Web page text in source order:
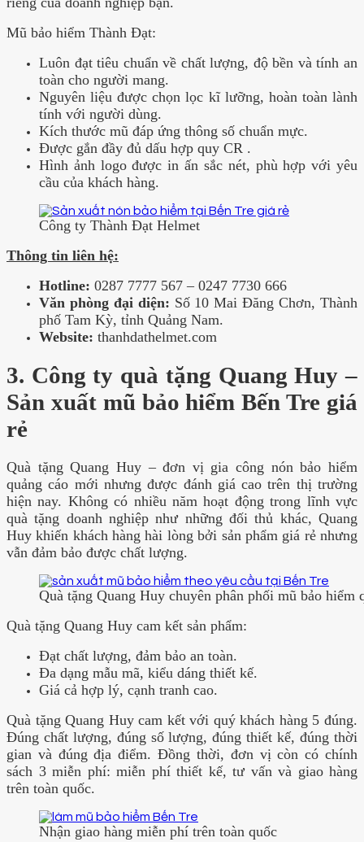
Mũ bảo hiểm Thành Đạt:
Luôn đạt tiêu chuẩn về chất lượng, độ bền và tính an
toàn cho người mang.
Nguyên liệu được chọn lọc kĩ lưỡng, hoàn toàn lành
tính với người dùng.
Kích thước mũ đáp ứng thông số chuẩn mực.
Được gắn đầy đủ dấu hợp quy CR .
Hình ảnh logo được in ấn sắc nét, phù hợp với yêu
cầu của khách hàng.
Công ty Thành Đạt Helmet
Thông tin liên hệ:
Hotline: 0287 7777 567 – 0247 7730 666
Văn phòng đại diện: Số 10 Mai Đăng Chơn, Thành
phố Tam Kỳ, tỉnh Quảng Nam.
Website: thanhdathelmet.com
3. Công ty quà tặng Quang Huy –
Sản xuất mũ bảo hiểm Bến Tre giá
rẻ
Quà tặng Quang Huy – đơn vị gia công nón bảo hiểm
quảng cáo mới nhưng được đánh giá cao trên thị trường
hiện nay. Không có nhiều năm hoạt động trong lĩnh vực
quà tặng doanh nghiệp như những đối thủ khác, Quang
Huy khiến khách hàng hài lòng bởi sản phẩm giá rẻ nhưng
vẫn đảm bảo được chất lượng.
Quà tặng Quang Huy chuyên phân phối mũ bảo hiểm
Quà tặng Quang Huy cam kết sản phẩm:
Đạt chất lượng, đảm bảo an toàn.
Đa dạng mẫu mã, kiểu dáng thiết kế.
Giá cả hợp lý, cạnh tranh cao.
Quà tặng Quang Huy cam kết với quý khách hàng 5 đúng.
Đúng chất lượng, đúng số lượng, đúng thiết kế, đúng thời
gian và đúng địa điểm. Đồng thời, đơn vị còn có chính
sách 3 miễn phí: miễn phí thiết kế, tư vấn và giao hàng
trên toàn quốc.
Nhận giao hàng miễn phí trên toàn quốc